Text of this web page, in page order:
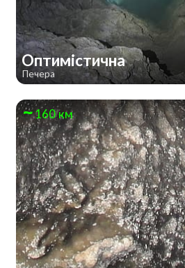
Оптимістична
Печера
160 км